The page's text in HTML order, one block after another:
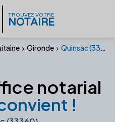
TROUVEZ VOTRE
NOTAIRE
Gironde Quinsac (33360)
notarial
!